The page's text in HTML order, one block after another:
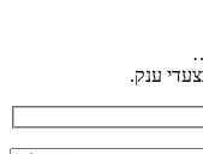
ענק.